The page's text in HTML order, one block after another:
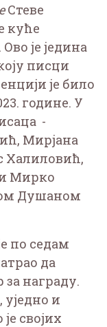
Стеве
куће
је једина
писци
је било
године. У
-
Мирјана
Халиловић,
Мирко
Душаном
по седам
да
награду.
и
својих